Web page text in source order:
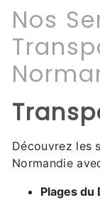
Nos
Découvrez les
Normandie
Plages du